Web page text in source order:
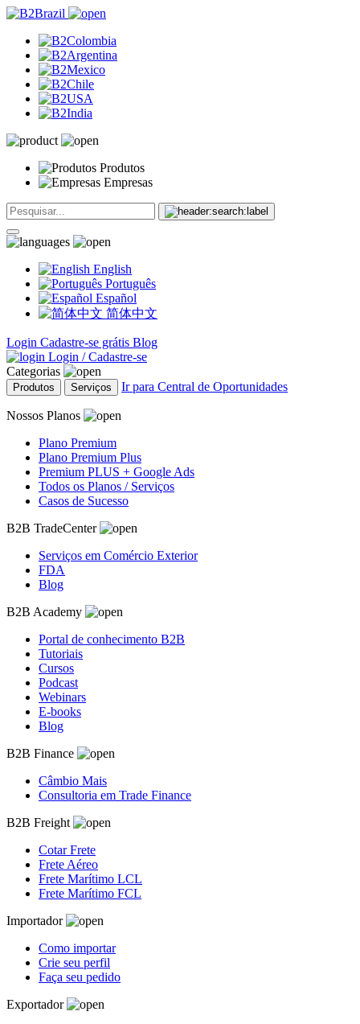
Produtos
Empresas
English
Português
Español
简体中文
Login Cadastre-se grátis Blog
Login / Cadastre-se
Categorias
Produtos Serviços Ir para Central de Oportunidades
Nossos Planos
Plano Premium
Plano Premium Plus
Premium PLUS + Google Ads
Todos os Planos / Serviços
Casos de Sucesso
B2B TradeCenter
Serviços em Comércio Exterior
FDA
Blog
B2B Academy
Portal de conhecimento B2B
Tutoriais
Cursos
Podcast
Webinars
E-books
Blog
B2B Finance
Câmbio Mais
Consultoria em Trade Finance
B2B Freight
Cotar Frete
Frete Aéreo
Frete Marítimo LCL
Frete Marítimo FCL
Importador
Como importar
Crie seu perfil
Faça seu pedido
Exportador